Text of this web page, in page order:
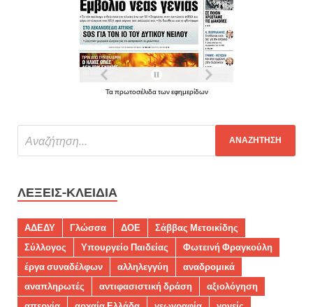
Τα πρωτοσέλιδα των εφημερίδων
ΛΈΞΕΙΣ-ΚΛΕΙΔΙΆ
ΑΔΕΔΥ Γλώσσα ΔΟΕ
Σάββας Μετοικίδης
Σύλλογος
Υπουργείο Παιδείας
Φωτεινή Φραγκούλη
έργα συναδέλφων
αλληλεγγύη
αναδρομικά
αναπληρωτές
αντιφασιστική δράση
αξιολόγηση